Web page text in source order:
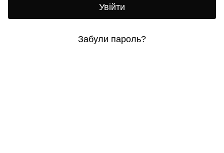
Увійти
Забули пароль?